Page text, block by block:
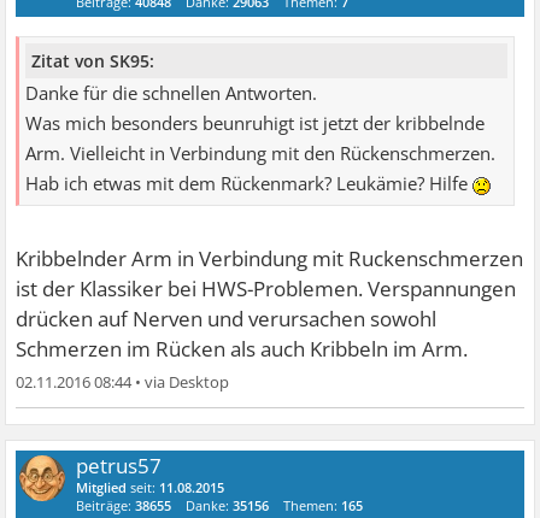
Zitat von SK95:
Danke für die schnellen Antworten.
Was mich besonders beunruhigt ist jetzt der kribbelnde
Arm. Vielleicht in Verbindung mit den Rückenschmerzen.
Hab ich etwas mit dem Rückenmark? Leukämie? Hilfe
Kribbelnder Arm in Verbindung mit Ruckenschmerzen
ist der Klassiker bei HWS-Problemen. Verspannungen
drücken auf Nerven und verursachen sowohl
Schmerzen im Rücken als auch Kribbeln im Arm.
02.11.2016 08:44•
petrus57
Mitglied seit: 11.08.2015
Beiträge:38655 Danke:35156 Themen: 165